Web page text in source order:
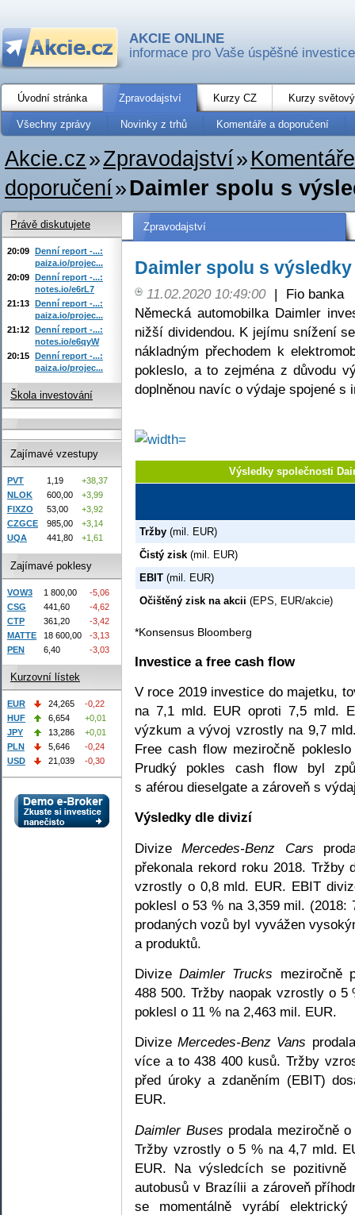
AKCIE ONLINE
informace pro Vaše úspěšné investice
Úvodní stránka Zpravodajství Kurzy CZ Kurzy
Všechny zprávy Novinky z trhů Komentáře a doporučení
Akcie.cz»Zpravodajství»
doporučení»Daimler spolu s
Zpravodajství
Daimler spolu s
11.02.2020 10:49:00 |
Fio banka
Německá automobilka Daimler
nižší dividendou. K jejímu snížení
nákladným přechodem k
pokleslo, a to zejména z důvodu
doplněnou navíc o výdaje spojené s
Výsledky společnosti
Tržby (mil. EUR)
Čistý zisk (mil. EUR)
EBIT (mil. EUR)
Očištěný zisk na akcii (EPS, EUR/akcie)
*Konsensus Bloomberg
Investice a free cash flow
V roce 2019 investice do majetku,
na 7,1 mld. EUR oproti 7,5 mld.
výzkum a vývoj vzrostly na 9,7
Free cash flow meziročně
Prudký pokles cash flow byl
s aférou dieselgate a zároveň s
Výsledky dle divizí
DivizeMercedes-Benz Cars
překonala rekord roku 2018. Tržby
vzrostly o 0,8 mld. EUR. EBIT
poklesl o 53 % na 3,359 mil.
prodaných vozů byl vyvážen
a produktů.
DivizeDaimler Trucks meziročně
488 500. Tržby naopak vzrostly o
poklesl o 11 % na 2,463 mil. EUR.
DivizeMercedes-Benz Vans
více a to 438 400 kusů. Tržby
před úroky a zdaněním (EBIT)
EUR.
Daimler Buses prodala meziročně
Tržby vzrostly o 5 % na 4,7 mld.
EUR. Na výsledcích se pozitivně
autobusů v Brazílii a zároveň
se momentálně vyrábí elektrický
Právě diskutujete
20:09 Denní report -...:
paiza.io/projec...
20:09 Denní report -...:
notes.io/e6rL7
21:13 Denní report -...:
paiza.io/projec...
21:12 Denní report -...:
notes.io/e6qyW
20:15 Denní report -...:
paiza.io/projec...
Škola investování
Zajímavé vzestupy
PVT 1,19
+38,37
NLOK
600,00
+3,99
FIXZO
53,00
+3,92
CZGCE
985,00
+3,14
UQA
441,80 +1,61
Zajímavé poklesy
VOW3 1 800,00
-5,06
CSG
441,60
-4,62
CTP
361,20
-3,42
MATTE
18 600,00
-3,13
PEN
6,40 -3,03
Kurzovní lístek
EUR 24,265
-0,22
HUF
6,654
+0,01
JPY
13,286
+0,01
PLN
5,646
-0,24
USD
21,039 -0,30